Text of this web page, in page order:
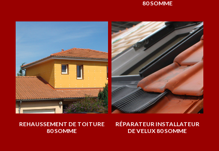
80 SOMME
REHAUSSEMENT DE TOITURE
80 SOMME
RÉPARATEUR INSTALLATEUR
DE VELUX 80 SOMME